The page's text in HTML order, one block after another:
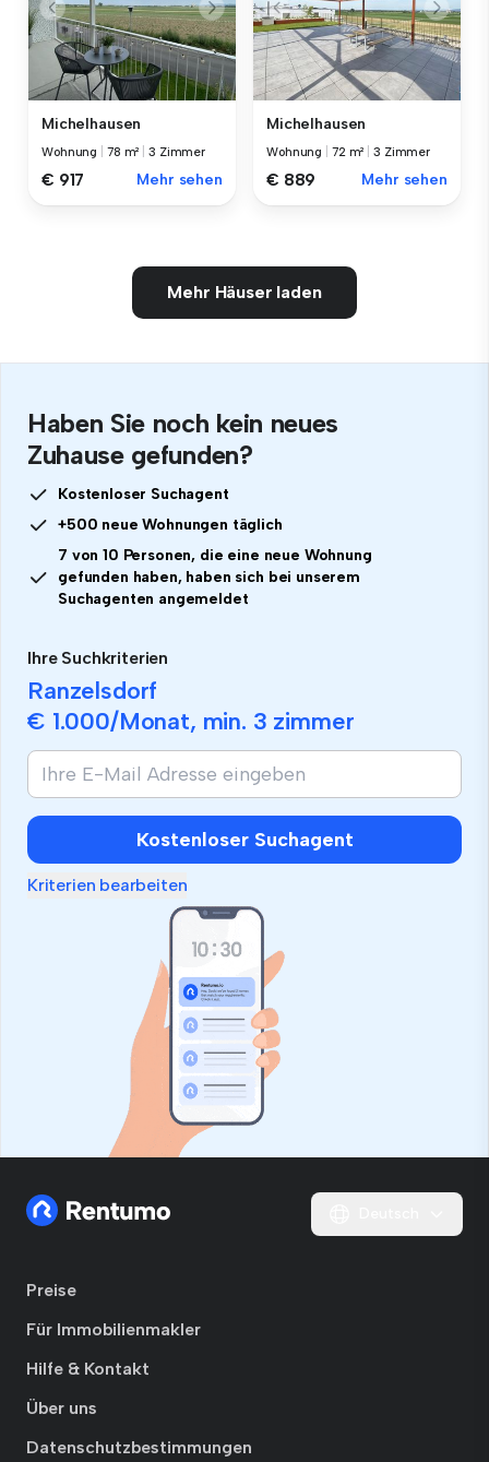
Michelhausen
Wohnung 78 m² |3 Zimmer
€ 917 Mehr sehen
Michelhausen
Wohnung 72 m² |3 Zimmer
€ 889 Mehr sehen
Mehr Häuser laden
Haben Sie noch kein neues
Zuhause gefunden?
Kostenloser Suchagent
+500 neue Wohnungen täglich
7 von 10 Personen, die eine neue Wohnung
gefunden haben, haben sich bei unserem
Suchagenten angemeldet
Ihre Suchkriterien
Ranzelsdorf
€ 1.000/Monat, min. 3 zimmer
Kostenloser Suchagent
Kriterien bearbeiten
Preise
Für Immobilienmakler
Hilfe & Kontakt
Über uns
Datenschutzbestimmungen